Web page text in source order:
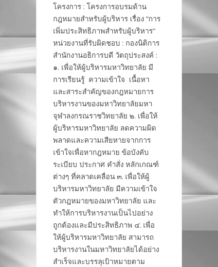
โครงการ : โครงการอบรมด้าน
กฎหมายสำหรับผู้บริหาร เรื่อง “การ
เพิ่มประสิทธิภาพสำหรับผู้บริหาร”
หน่วยงานที่รับผิดชอบ : กองนิติการ
สำนักงานอธิการบดี วัตถุประสงค์ :
๑. เพื่อให้ผู้บริหารมหาวิทยาลัย มี
การเรียนรู้ ความเข้าใจ เนื้อหา
และสาระสำคัญของกฎหมายการ
บริหารงานของมหาวิทยาลัยมหา
จุฬาลงกรณราชวิทยาลัย ๒. เพื่อให้
ผู้บริหารมหาวิทยาลัย ลดความผิด
พลาดและความเสียหายจากการ
เข้าใจเพื่อหากฎหมาย ข้อบังคับ
ระเบียบ ประกาศ คำสั่ง หลักเกณฑ์
ต่างๆ ที่คลาดเคลื่อน ๓. เพื่อให้ผู้
บริหารมหาวิทยาลัย มีความเข้าใจ
ตัวกฎหมายของมหาวิทยาลัย และ
ทำให้การบริหารงานเป็นไปอย่าง
ถูกต้องและมีประสิทธิภาพ ๔. เพื่อ
ให้ผู้บริหารมหาวิทยาลัย สามารถ
บริหารงานในมหาวิทยาลัยได้อย่าง
สำเร็จและบรรลุเป้าหมายตาม